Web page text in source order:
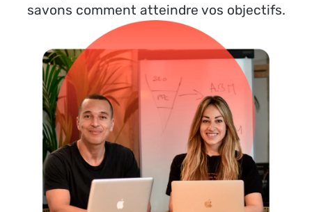
savons comment atteindre vos objectifs.